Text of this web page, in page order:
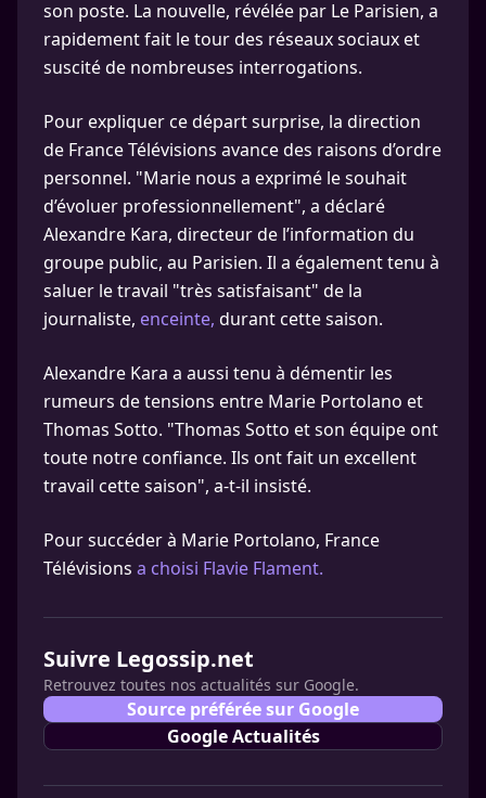
son poste. La nouvelle, révélée par Le Parisien, a
rapidement fait le tour des réseaux sociaux et
suscité de nombreuses interrogations.
Pour expliquer ce départ surprise, la direction
de France Télévisions avance des raisons d’ordre
personnel. "Marie nous a exprimé le souhait
d’évoluer professionnellement", a déclaré
Alexandre Kara, directeur de l’information du
groupe public, au Parisien. Il a également tenu à
saluer le travail "très satisfaisant" de la
journaliste, enceinte, durant cette saison.
Alexandre Kara a aussi tenu à démentir les
rumeurs de tensions entre Marie Portolano et
Thomas Sotto. "Thomas Sotto et son équipe ont
toute notre confiance. Ils ont fait un excellent
travail cette saison", a-t-il insisté.
Pour succéder à Marie Portolano, France
Télévisions a choisi Flavie Flament.
Suivre Legossip.net
Retrouvez toutes nos actualités sur Google.
Source préférée sur Google
Google Actualités